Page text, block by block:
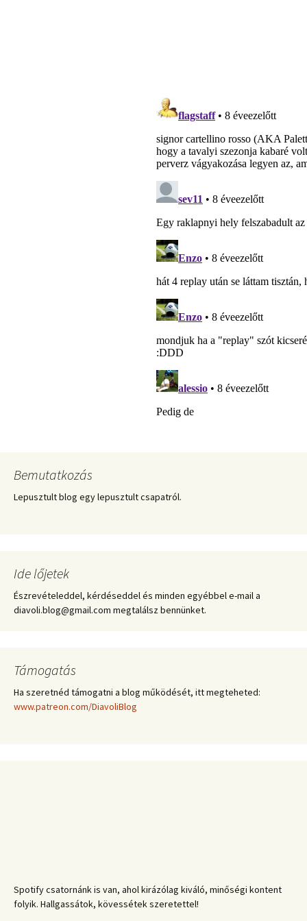
Bemutatkozás
Lepusztult blog egy lepusztult csapatról.
Ide lőjetek
Észrevételeddel, kérdéseddel és minden egyébbel e-mail a
diavoli.blog@gmail.com megtalálsz bennünket.
Támogatás
Ha szeretnéd támogatni a blog működését, itt megteheted:
www.patreon.com/DiavoliBlog
Spotify csatornánk is van, ahol kirázólag kiváló, minőségi kontent
folyik. Hallgassátok, kövessétek szeretettel!